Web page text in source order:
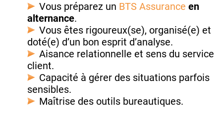
Vous préparez un BTS Assurance en
alternance.
Vous êtes rigoureux(se), organisé(e) et
doté(e) d’un bon esprit d’analyse.
Aisance relationnelle et sens du service
client.
Capacité à gérer des situations parfois
sensibles.
Maîtrise des outils bureautiques.